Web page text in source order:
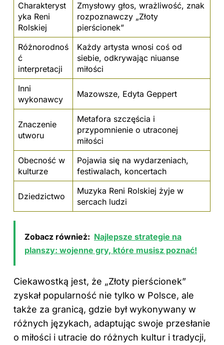
Charakteryst
yka Reni
Rolskiej
Zmysłowy głos, wrażliwość, znak
rozpoznawczy „Złoty
pierścionek”
Różnorodnoś
ć
interpretacji
Każdy artysta wnosi coś od
siebie, odkrywając niuanse
miłości
Inni
wykonawcy
Mazowsze, Edyta Geppert
Znaczenie
utworu
Metafora szczęścia i
przypomnienie o utraconej
miłości
Obecność w
kulturze
Pojawia się na wydarzeniach,
festiwalach, koncertach
Dziedzictwo
Muzyka Reni Rolskiej żyje w
sercach ludzi
Zobacz również: Najlepsze strategie na
planszy: wojenne gry, które musisz poznać!
Ciekawostką jest, że „Złoty pierścionek”
zyskał popularność nie tylko w Polsce, ale
także za granicą, gdzie był wykonywany w
różnych językach, adaptując swoje przesłanie
o miłości i utracie do różnych kultur i tradycji,